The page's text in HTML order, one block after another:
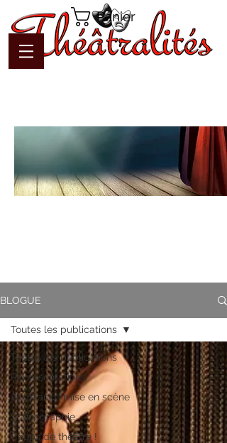
Panier
BLOGUE
Toutes les publications
Représentations
Assistance mise en scène
Scénographie
Coups de théâtre !
Toutes les publications